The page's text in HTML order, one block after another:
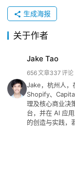
生成海报
关于作者
Jake Tao
656文章337 评论
Jake，杭州人，
Shopify、
理及核心商业决
台，并在 AI 应
的创造与实践，